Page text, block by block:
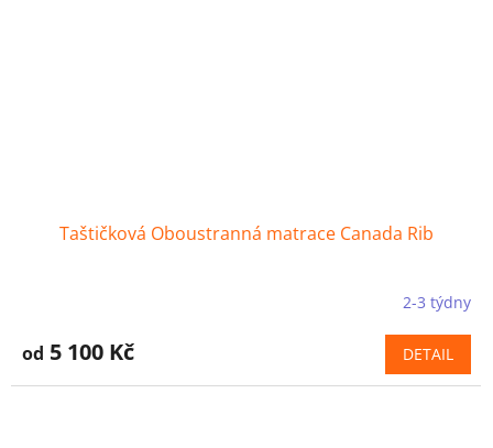
Taštičková Oboustranná matrace Canada Rib
2-3 týdny
od 5 100 Kč DETAIL